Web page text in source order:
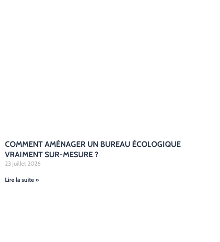
COMMENT AMÉNAGER UN BUREAU ÉCOLOGIQUE
VRAIMENT SUR-MESURE ?
23 juillet 2026
Lire la suite »